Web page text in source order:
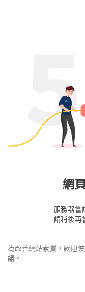
網
服務器嘗
請稍後再
為改善網站素質，歡迎使
議。